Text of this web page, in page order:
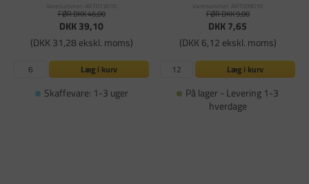
Varenummer: ART013010
FØR DKK 46,00
DKK 39,10
(DKK 31,28 ekskl. moms)
Læg i kurv
Skaffevare: 1-3 uger
Varenummer: ART009010
FØR DKK 9,00
DKK 7,65
(DKK 6,12 ekskl. moms)
Læg i kurv
På lager - Levering 1-3
hverdage